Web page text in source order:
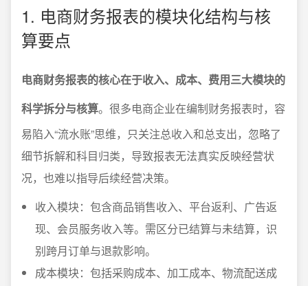
1. 电商财务报表的模块化结构与核
算要点
电商财务报表的核心在于收入、成本、费用三大模块的
科学拆分与核算。很多电商企业在编制财务报表时，容
易陷入“流水账”思维，只关注总收入和总支出，忽略了
细节拆解和科目归类，导致报表无法真实反映经营状
况，也难以指导后续经营决策。
收入模块：包含商品销售收入、平台返利、广告返
现、会员服务收入等。需区分已结算与未结算，识
别跨月订单与退款影响。
成本模块：包括采购成本、加工成本、物流配送成